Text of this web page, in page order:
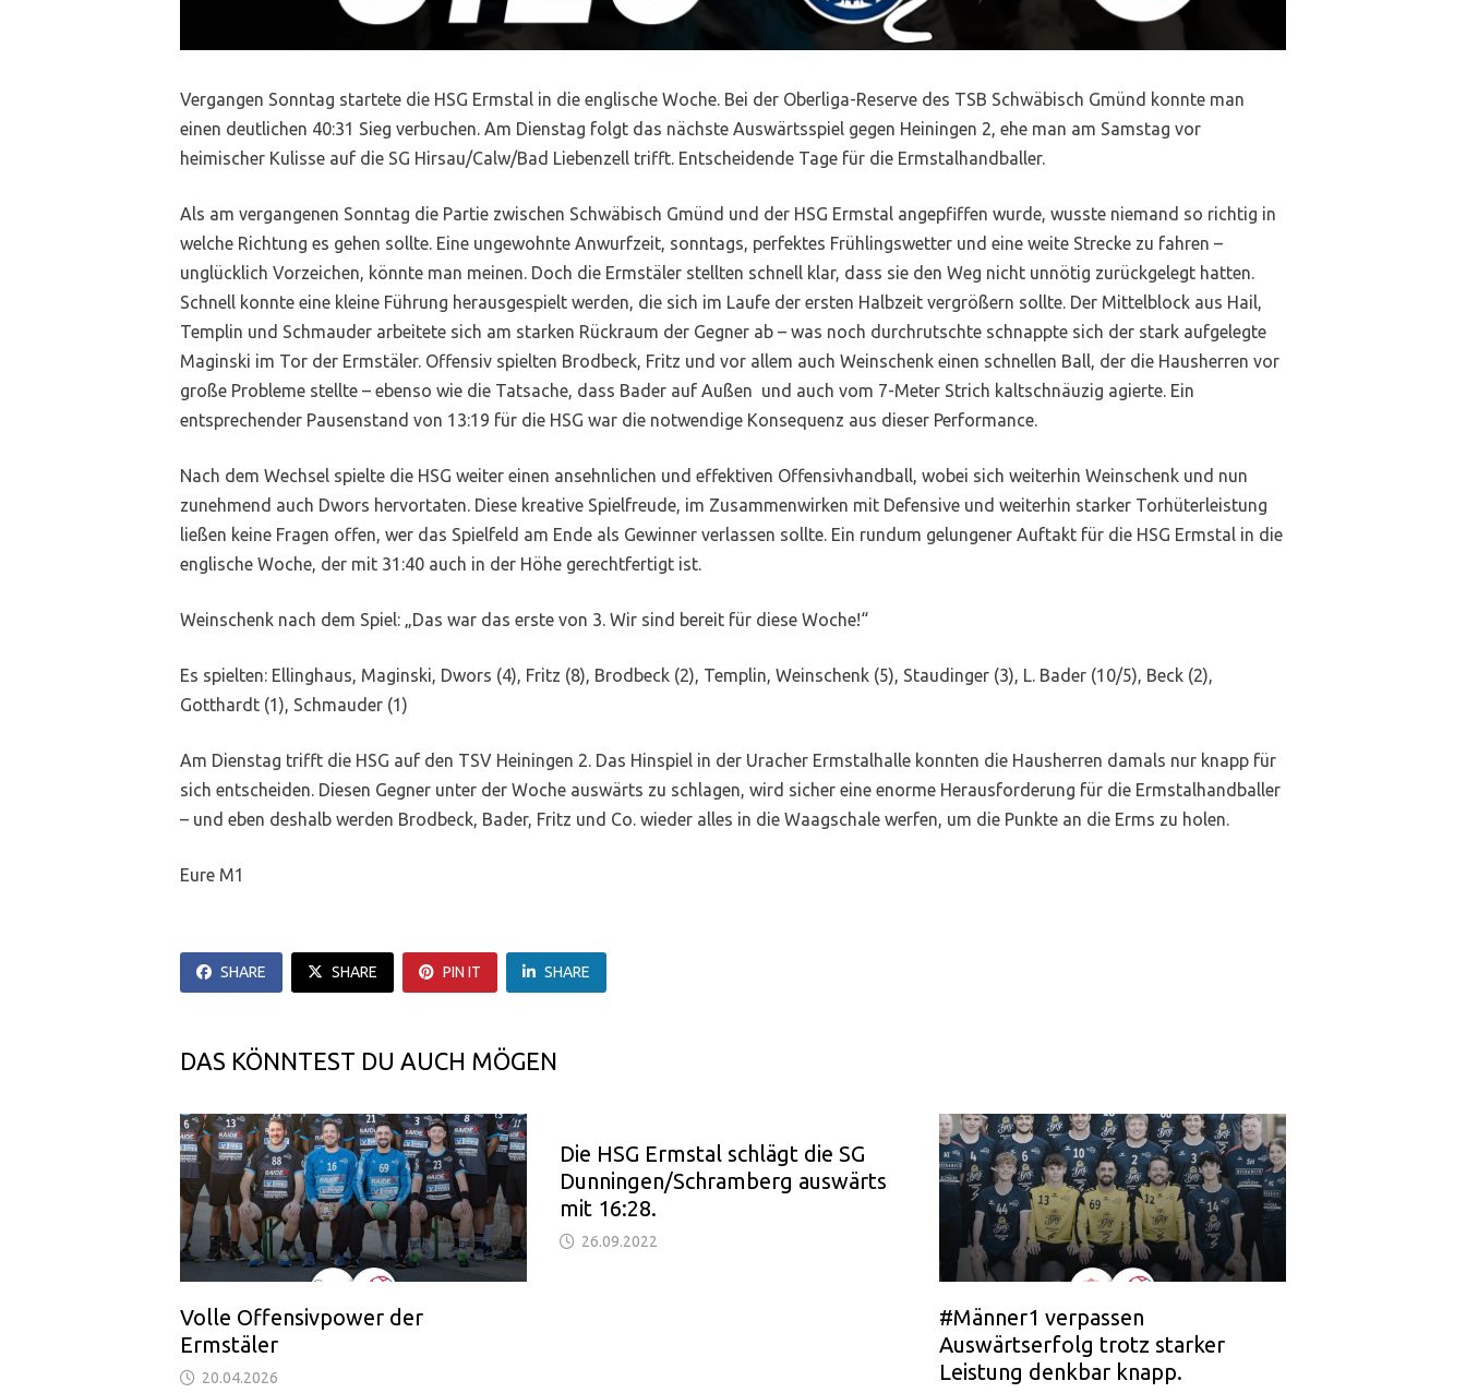
Vergangen Sonntag startete die HSG Ermstal in die englische Woche. Bei der Oberliga-Reserve des TSB Schwäbisch Gmünd konnte man
einen deutlichen 40:31 Sieg verbuchen. Am Dienstag folgt das nächste Auswärtsspiel gegen Heiningen 2, ehe man am Samstag vor
heimischer Kulisse auf die SG Hirsau/Calw/Bad Liebenzell trifft. Entscheidende Tage für die Ermstalhandballer.
Als am vergangenen Sonntag die Partie zwischen Schwäbisch Gmünd und der HSG Ermstal angepfiffen wurde, wusste niemand so richtig in
welche Richtung es gehen sollte. Eine ungewohnte Anwurfzeit, sonntags, perfektes Frühlingswetter und eine weite Strecke zu fahren –
unglücklich Vorzeichen, könnte man meinen. Doch die Ermstäler stellten schnell klar, dass sie den Weg nicht unnötig zurückgelegt hatten.
Schnell konnte eine kleine Führung herausgespielt werden, die sich im Laufe der ersten Halbzeit vergrößern sollte. Der Mittelblock aus Hail,
Templin und Schmauder arbeitete sich am starken Rückraum der Gegner ab – was noch durchrutschte schnappte sich der stark aufgelegte
Maginski im Tor der Ermstäler. Offensiv spielten Brodbeck, Fritz und vor allem auch Weinschenk einen schnellen Ball, der die Hausherren vor
große Probleme stellte – ebenso wie die Tatsache, dass Bader auf Außen und auch vom 7-Meter Strich kaltschnäuzig agierte. Ein
entsprechender Pausenstand von 13:19 für die HSG war die notwendige Konsequenz aus dieser Performance.
Nach dem Wechsel spielte die HSG weiter einen ansehnlichen und effektiven Offensivhandball, wobei sich weiterhin Weinschenk und nun
zunehmend auch Dwors hervortaten. Diese kreative Spielfreude, im Zusammenwirken mit Defensive und weiterhin starker Torhüterleistung
ließen keine Fragen offen, wer das Spielfeld am Ende als Gewinner verlassen sollte. Ein rundum gelungener Auftakt für die HSG Ermstal in die
englische Woche, der mit 31:40 auch in der Höhe gerechtfertigt ist.
Weinschenk nach dem Spiel: „Das war das erste von 3. Wir sind bereit für diese Woche!“
Es spielten: Ellinghaus, Maginski, Dwors (4), Fritz (8), Brodbeck (2), Templin, Weinschenk (5), Staudinger (3), L. Bader (10/5), Beck (2),
Gotthardt (1), Schmauder (1)
Am Dienstag trifft die HSG auf den TSV Heiningen 2. Das Hinspiel in der Uracher Ermstalhalle konnten die Hausherren damals nur knapp für
sich entscheiden. Diesen Gegner unter der Woche auswärts zu schlagen, wird sicher eine enorme Herausforderung für die Ermstalhandballer
– und eben deshalb werden Brodbeck, Bader, Fritz und Co. wieder alles in die Waagschale werfen, um die Punkte an die Erms zu holen.
Eure M1
SHARE SHARE PIN IT SHARE
DAS KÖNNTEST DU AUCH MÖGEN
Volle Offensivpower der
Ermstäler
20.04.2026
Die HSG Ermstal schlägt die SG
Dunningen/Schramberg auswärts
mit 16:28.
26.09.2022
#Männer1 verpassen
Auswärtserfolg trotz starker
Leistung denkbar knapp.